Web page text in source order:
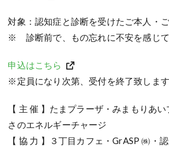
対象：認知症と診断を受けたご本人・
※ 診断前で、もの忘れに不安を感じ
申込はこちら
※定員になり次第、受付を終了致します
【 主 催 】たまプラーザ・みまもりあ
さのエネルギーチャージ
【 協 力 】３丁目カフェ・GrASP ㈱・